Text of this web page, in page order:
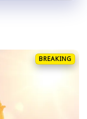
BREAKING